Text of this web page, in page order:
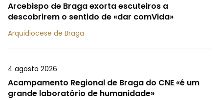
Arcebispo de Braga exorta escuteiros a
descobrirem o sentido de «dar comVida»
Arquidiocese de Braga
4 agosto 2026
Acampamento Regional de Braga do CNE «é um
grande laboratório de humanidade»